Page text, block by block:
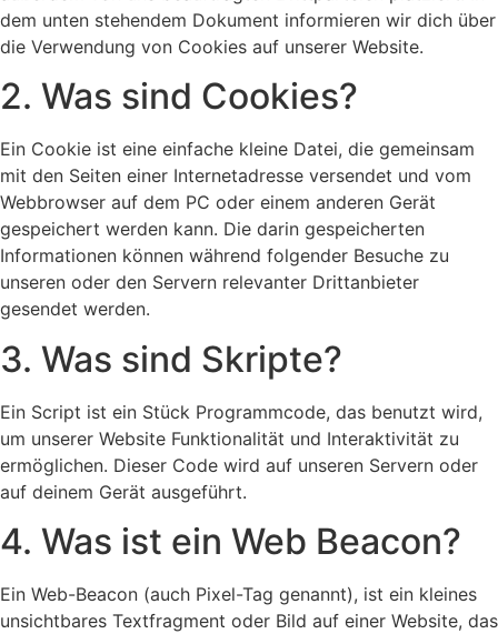
dem unten stehendem Dokument informieren wir dich über
die Verwendung von Cookies auf unserer Website.
2. Was sind Cookies?
Ein Cookie ist eine einfache kleine Datei, die gemeinsam
mit den Seiten einer Internetadresse versendet und vom
Webbrowser auf dem PC oder einem anderen Gerät
gespeichert werden kann. Die darin gespeicherten
Informationen können während folgender Besuche zu
unseren oder den Servern relevanter Drittanbieter
gesendet werden.
3. Was sind Skripte?
Ein Script ist ein Stück Programmcode, das benutzt wird,
um unserer Website Funktionalität und Interaktivität zu
ermöglichen. Dieser Code wird auf unseren Servern oder
auf deinem Gerät ausgeführt.
4. Was ist ein Web Beacon?
Ein Web-Beacon (auch Pixel-Tag genannt), ist ein kleines
unsichtbares Textfragment oder Bild auf einer Website, das